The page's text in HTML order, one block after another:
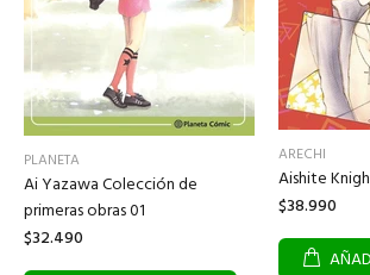
PLANETA
Ai Yazawa Colección de
primeras obras 01
$32.490
ARECHI
Aishite
$38.990